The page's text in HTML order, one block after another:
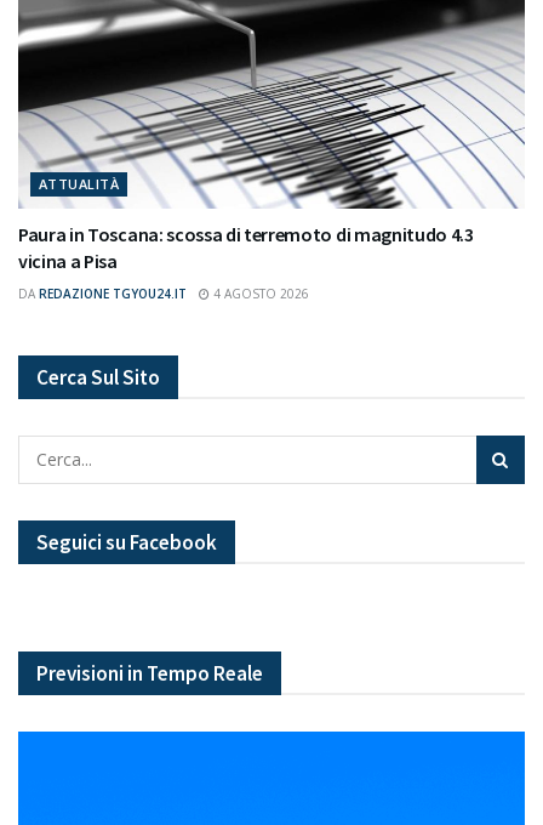
ATTUALITÀ
Paura in Toscana: scossa di terremoto di magnitudo 4.3
vicina a Pisa
DA REDAZIONE TGYOU24.IT 4 AGOSTO 2026
Cerca Sul Sito
Seguici su Facebook
Previsioni in Tempo Reale